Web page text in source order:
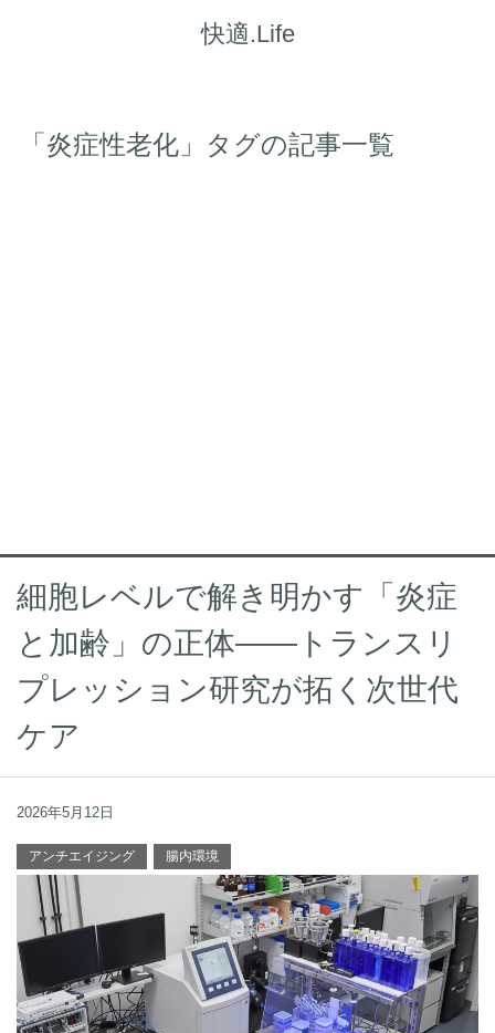
快適.Life
「炎症性老化」タグの記事一覧
細胞レベルで解き明かす「炎症
と加齢」の正体――トランスリ
プレッション研究が拓く次世代
ケア
2026年5月12日
アンチエイジング 腸内環境